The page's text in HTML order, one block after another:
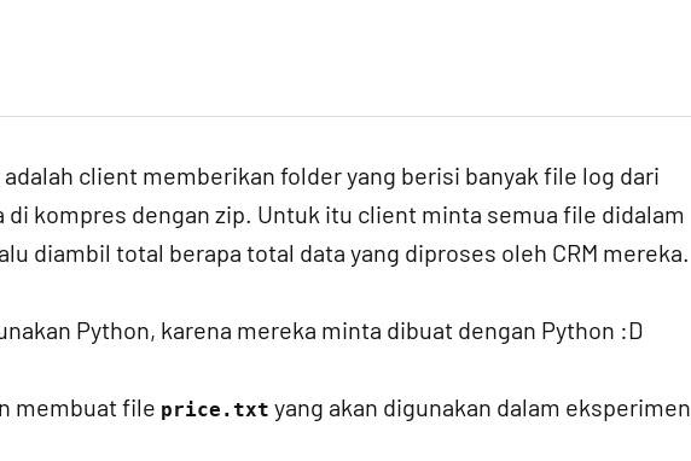
client memberikan folder yang berisi banyak file log dari
di kompres dengan zip. Untuk itu client minta semua file didalam
diambil total berapa total data yang diproses oleh CRM mereka.
Python, karena mereka minta dibuat dengan Python :D
membuat file price.txt yang akan digunakan dalam eksperimen